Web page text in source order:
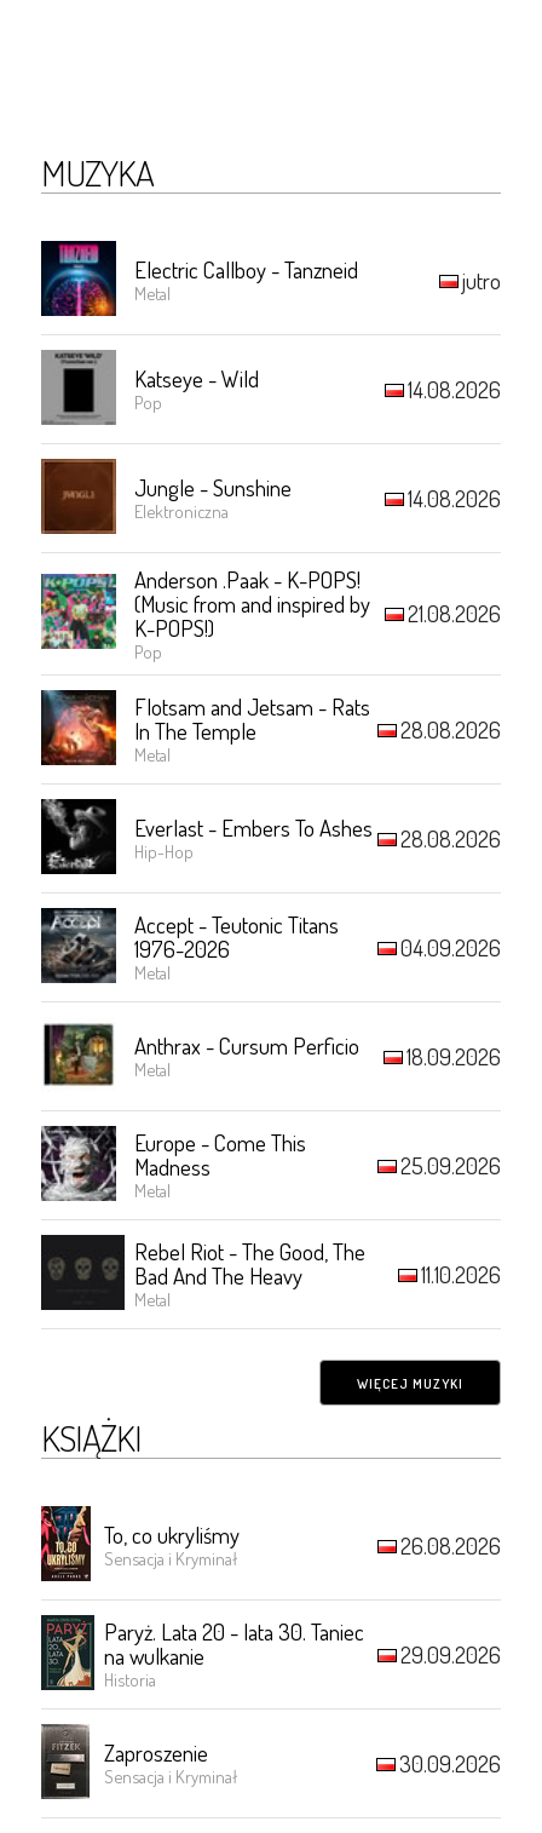
MUZYKA
Electric Callboy - Tanzneid
Metal jutro
Katseye - Wild
Pop 14.08.2026
Jungle - Sunshine
Elektroniczna 14.08.2026
Anderson .Paak - K-POPS!
(Music from and inspired by
K-POPS!)
Pop
21.08.2026
Flotsam and Jetsam - Rats
In The Temple
Metal
28.08.2026
Everlast - Embers To Ashes
Hip-Hop 28.08.2026
Accept - Teutonic Titans
1976-2026
Metal
04.09.2026
Anthrax - Cursum Perficio
Metal 18.09.2026
Europe - Come This
Madness
Metal
25.09.2026
Rebel Riot - The Good, The
Bad And The Heavy
Metal
11.10.2026
WIĘCEJ MUZYKI
KSIĄŻKI
To, co ukryliśmy
Sensacja i Kryminał 26.08.2026
Paryż. Lata 20 - lata 30. Taniec
na wulkanie
Historia
29.09.2026
Zaproszenie
Sensacja i Kryminał 30.09.2026